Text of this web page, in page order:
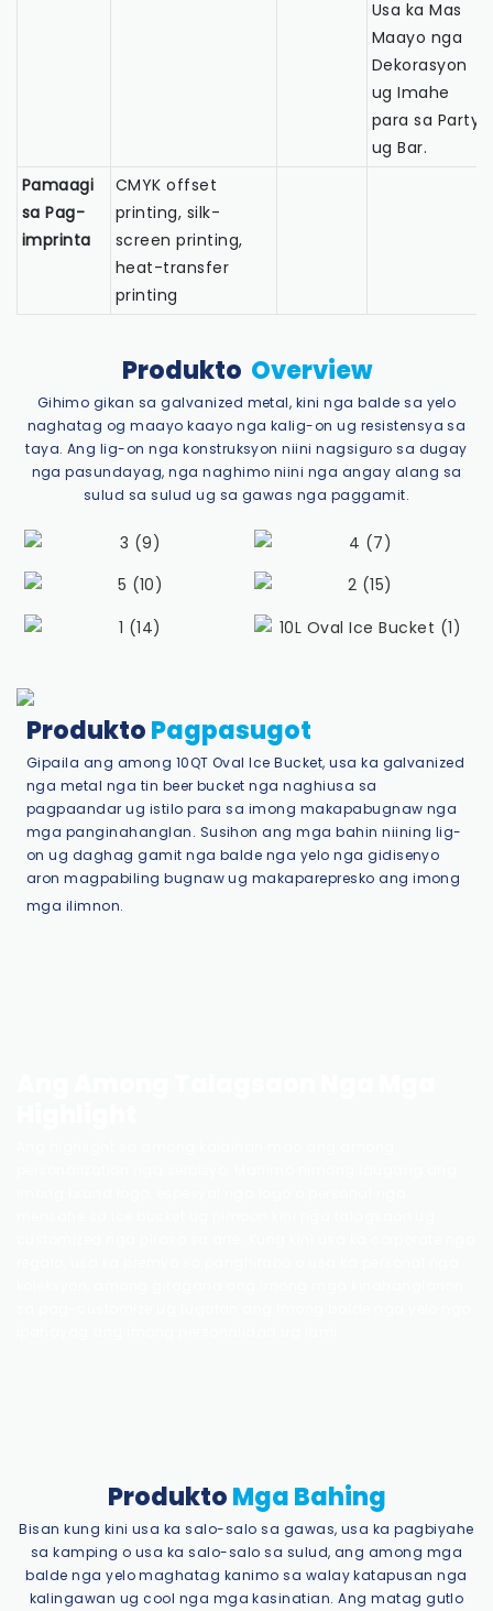
Usa ka Mas
Maayo nga
Dekorasyon
ug Imahe
para sa Party
ug Bar.
Pamaagi
sa Pag-
imprinta
CMYK offset
printing, silk-
screen printing,
heat-transfer
printing
Produkto Overview
Gihimo gikan sa galvanized metal, kini nga balde sa yelo
naghatag og maayo kaayo nga kalig-on ug resistensya sa
taya. Ang lig-on nga konstruksyon niini nagsiguro sa dugay
nga pasundayag, nga naghimo niini nga angay alang sa
sulud sa sulud ug sa gawas nga paggamit.
ProduktoPagpasugot
Gipaila ang among 10QT Oval Ice Bucket, usa ka galvanized
nga metal nga tin beer bucket nga naghiusa sa
pagpaandar ug istilo para sa imong makapabugnaw nga
mga panginahanglan. Susihon ang mga bahin niining lig-
on ug daghag gamit nga balde nga yelo nga gidisenyo
aron magpabiling bugnaw ug makaparepresko ang imong
mga ilimnon.
ProduktoMga Bahing
Bisan kung kini usa ka salo-salo sa gawas, usa ka pagbiyahe
sa kamping o usa ka salo-salo sa sulud, ang among mga
balde nga yelo maghatag kanimo sa walay katapusan nga
kalingawan ug cool nga mga kasinatian. Ang matag gutlo